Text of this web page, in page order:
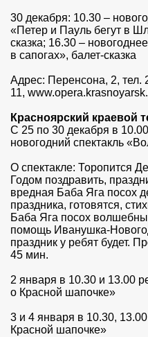
30 декабря: 10.30 –
«Петер и Пауль бегут в
сказка; 16.30 –
в сапогах», балет-сказка
Адрес: Перенсона, 2, тел.
11,
Красноярский краевой
С 25 по 30 декабря в
новогодний спектакль
О спектакле: Торопится
Годом поздравить,
вредная Баба Яга посох
праздника, готовятся,
Баба Яга посох
помощь Иванушка-
праздник у ребят будет.
45 мин.
2 января в 10.30 и 13.00
о Красной шапочке»
3 и 4 января в 10.30,
Красной шапочке»